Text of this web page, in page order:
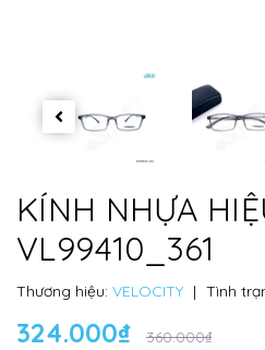
KÍNH NHỰA
VL99410_361
Thương hiệu: VELOCITY | Tình
324.000₫ 360.000₫